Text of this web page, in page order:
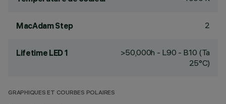
MacAdam Step 2
Lifetime LED 1
>50,000h - L90 - B10 (Ta
25°C)
GRAPHIQUES ET COURBES POLAIRES